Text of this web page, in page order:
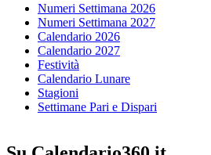
Numeri Settimana 2026
Numeri Settimana 2027
Calendario 2026
Calendario 2027
Festività
Calendario Lunare
Stagioni
Settimane Pari e Dispari